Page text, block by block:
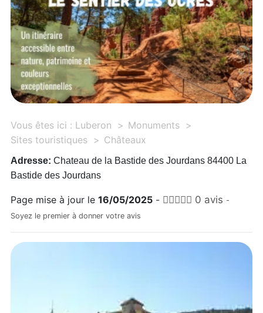
Vous êtes ici : Luberon
Monuments
Sites touristiques
Châteaux
Adresse: Chateau de la Bastide des Jourdans 84400 La
Bastide des Jourdans
Page mise à jour le 16/05/2025- 0 avis -
Soyez le premier à donner votre avis